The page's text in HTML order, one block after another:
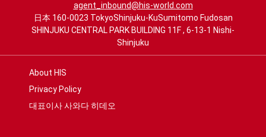
agent_inbound@his-world.com
日本 160-0023 TokyoShinjuku-KuSumitomo Fudosan
SHINJUKU CENTRAL PARK BUILDING 11F , 6-13-1 Nishi-
Shinjuku
About HIS
Privacy Policy
대표이사 사와다 히데오